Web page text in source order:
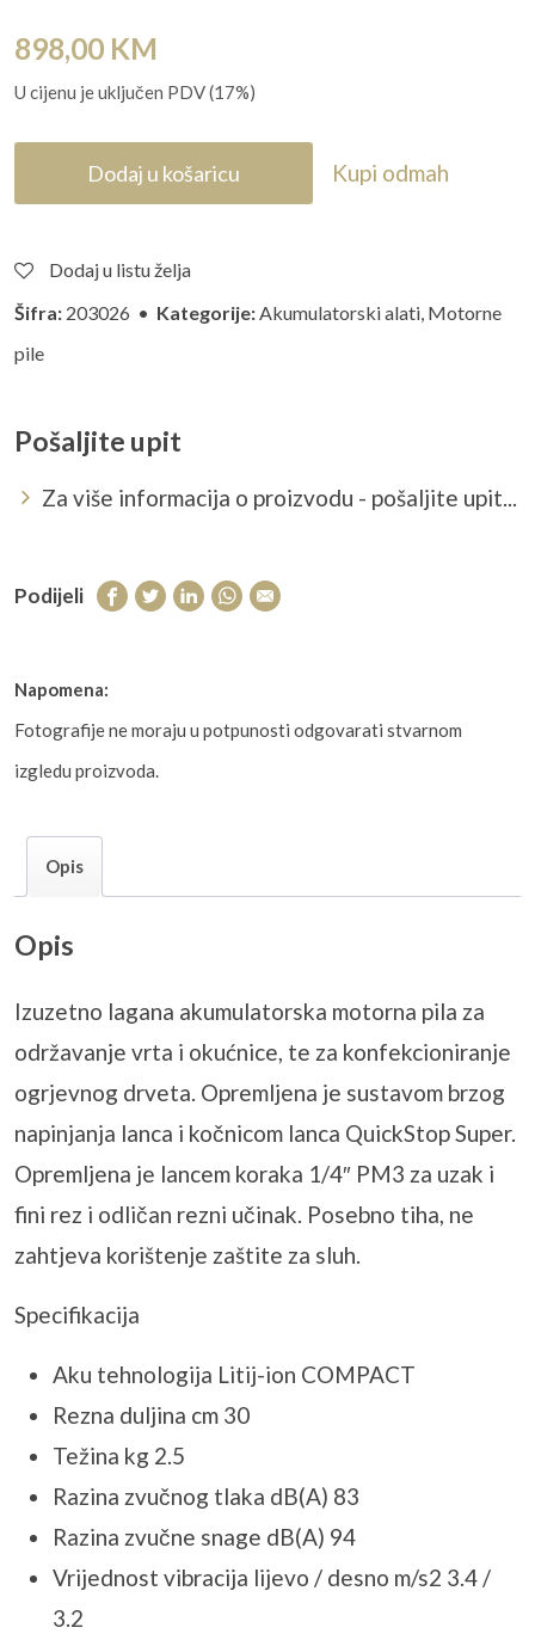
898,00 KM
U cijenu je uključen PDV (17%)
Dodaj u košaricu Kupi odmah
Dodaj u listu želja
Šifra: 203026 • Kategorije: Akumulatorski alati Motorne
pile
Pošaljite upit
Za više informacija o proizvodu - pošaljite upit...
Podijeli
Napomena:
Fotografije ne moraju u potpunosti odgovarati stvarnom
izgledu proizvoda.
Opis
Opis
Izuzetno lagana akumulatorska motorna pila za
održavanje vrta i okućnice, te za konfekcioniranje
ogrjevnog drveta. Opremljena je sustavom brzog
napinjanja lanca i kočnicom lanca QuickStop Super.
Opremljena je lancem koraka 1/4″ PM3 za uzak i
fini rez i odličan rezni učinak. Posebno tiha, ne
zahtjeva korištenje zaštite za sluh.
Specifikacija
Aku tehnologija Litij-ion COMPACT
Rezna duljina cm 30
Težina kg 2.5
Razina zvučnog tlaka dB(A) 83
Razina zvučne snage dB(A) 94
Vrijednost vibracija lijevo / desno m/s2 3.4 /
3.2